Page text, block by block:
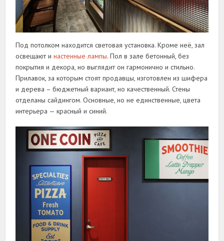
Под потолком находится световая установка. Кроме неё, зал
освещают инастенные лампы. Пол в зале бетонный, без
покрытия и декора, но выглядит он гармонично и стильно.
Прилавок, за которым стоят продавцы, изготовлен из шифера
и дерева – бюджетный вариант, но качественный. Стены
отделаны сайдингом. Основные, но не единственные, цвета
интерьера — красный и синий.